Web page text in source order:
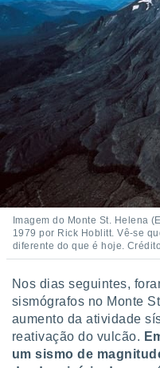
qual se
tal,
ou opor-
qualquer
em “
na
ou aceder
num
Imagem do Monte St. Helena
1979 por Rick Hoblitt. Vê-se
diferente do que é hoje.
Nos dias seguintes,
sismógrafos no Monte
aumento da atividade
reativação do vulcão.
um sismo de